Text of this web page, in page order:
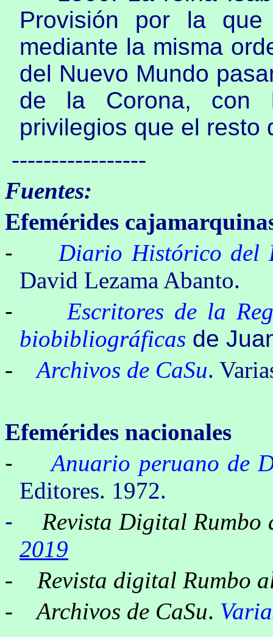
Provisión por la
mediante la misma
del Nuevo Mundo
de la Corona, con
privilegios que el resto
-----------------
Fuentes:
Efemérides
-
Diario Histórico del
David Lezama Abanto.
-
Escritores de la
biobibliográficas de
-Archivos de CaSu.
Efemérides nacionales
-
Anuario peruano de
Editores. 1972.
-
Revista Digital
2019
- Revista digital Rumbo
- Archivos de CaSu.